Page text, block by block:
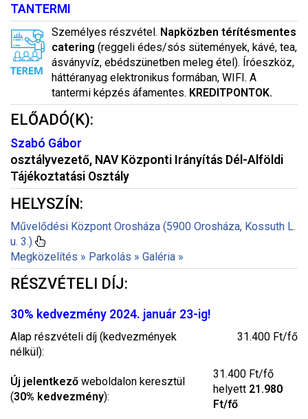
TANTERMI
Személyes részvétel. Napközben térítésmentes
catering (reggeli édes/sós sütemények, kávé, tea,
ásványvíz, ebédszünetben meleg étel). Íróeszköz,
háttéranyag elektronikus formában, WIFI. A
tantermi képzés áfamentes. KREDITPONTOK.
ELŐADÓ(K):
Szabó Gábor
osztályvezető, NAV Központi Irányítás Dél-Alföldi
Tájékoztatási Osztály
HELYSZÍN:
Művelődési Központ Orosháza (5900 Orosháza, Kossuth L.
u. 3.)
Megközelítés » Parkolás » Galéria »
RÉSZVÉTELI DÍJ:
30% kedvezmény 2024. január 23-ig!
Alap részvételi díj (kedvezmények
nélkül):
31.400 Ft/fő
Új jelentkező weboldalon keresztül
(30% kedvezmény):
31.400 Ft/fő
helyett 21.980
Ft/fő